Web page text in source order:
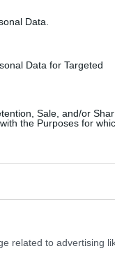
Data.
Data for Targeted
Sale, and/or
the Purposes for
related to advertising
unzuverlässige
genaueren Blick
Wir können
Tage